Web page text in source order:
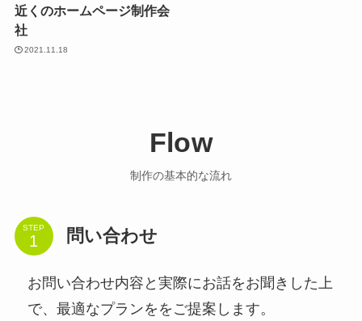
近くのホームページ制作会
社
2021.11.18
Flow
制作の基本的な流れ
STEP 問い合わせ
お問い合わせ内容と実際にお話をお聞きした上
で、最適なプランををご提案します。